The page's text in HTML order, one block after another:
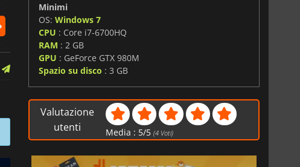
Minimi
OS: Windows 7
CPU : Core i7-6700HQ
RAM : 2 GB
GPU : GeForce GTX 980M
Spazio su disco : 3 GB
Valutazione
utenti
Media : 5/5 (4 Voti)